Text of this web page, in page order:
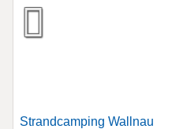
Strandcamping Wallnau